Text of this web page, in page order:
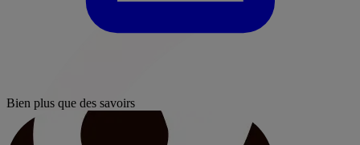
Bien plus que des savoirs